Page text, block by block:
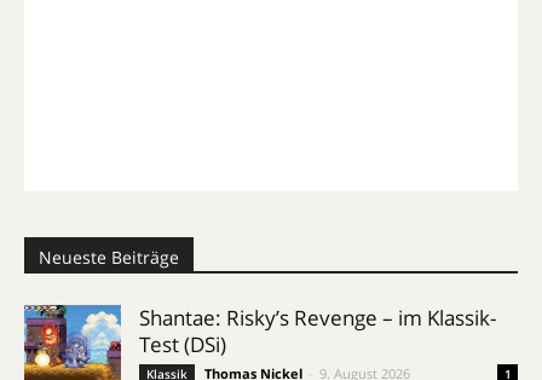
Neueste Beiträge
Shantae: Risky’s Revenge – im Klassik-
Test (DSi)
Klassik Thomas Nickel 9. August 2026 1